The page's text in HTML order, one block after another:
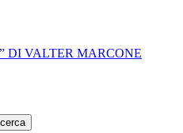
DI VALTER MARCONE